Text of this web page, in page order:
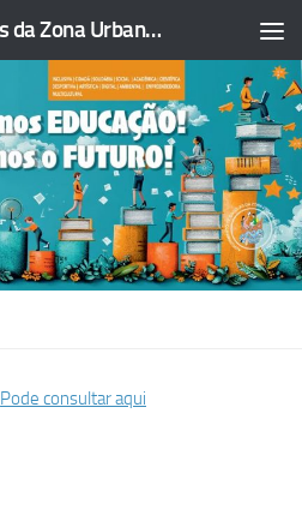
Agrupamento de Escolas da Zona Urbana da Figueira da Foz
Pode consultar aqui